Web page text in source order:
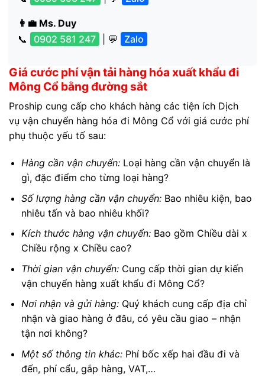
👩‍💼 Ms. Duy
📞
0902 581 247 | 💬 Zalo
Giá cước phí vận tải hàng hóa xuất khẩu đi
Mông Cổ bằng đường sắt
Proship cung cấp cho khách hàng các tiện ích Dịch
vụ vận chuyển hàng hóa đi Mông Cổ với giá cước phí
phụ thuộc yếu tố sau:
Hàng cần vận chuyển:Loại hàng cần vận chuyển là
gì, đặc điểm cho từng loại hàng?
Số lượng hàng cần vận chuyển:Bao nhiêu kiện, bao
nhiêu tấn và bao nhiêu khối?
Kích thước hàng vận chuyển:Bao gồm Chiều dài x
Chiều rộng x Chiều cao?
Thời gian vận chuyển:Cung cấp thời gian dự kiến
vận chuyển hàng xuất khẩu đi Mông Cổ?
Nơi nhận và gửi hàng:Quý khách cung cấp địa chỉ
nhận và giao hàng ở đâu, có yêu cầu giao – nhận
tận nơi không?
Một số thông tin khác:Phí bốc xếp hai đầu đi và
đến, phí cẩu, gắp hàng, VAT,…